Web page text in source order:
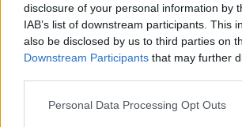
disclosure of your personal information by
IAB’s list of downstream participants. This
also be disclosed by us to third parties on
Downstream Participants that may further
Personal Data Processing Opt Outs